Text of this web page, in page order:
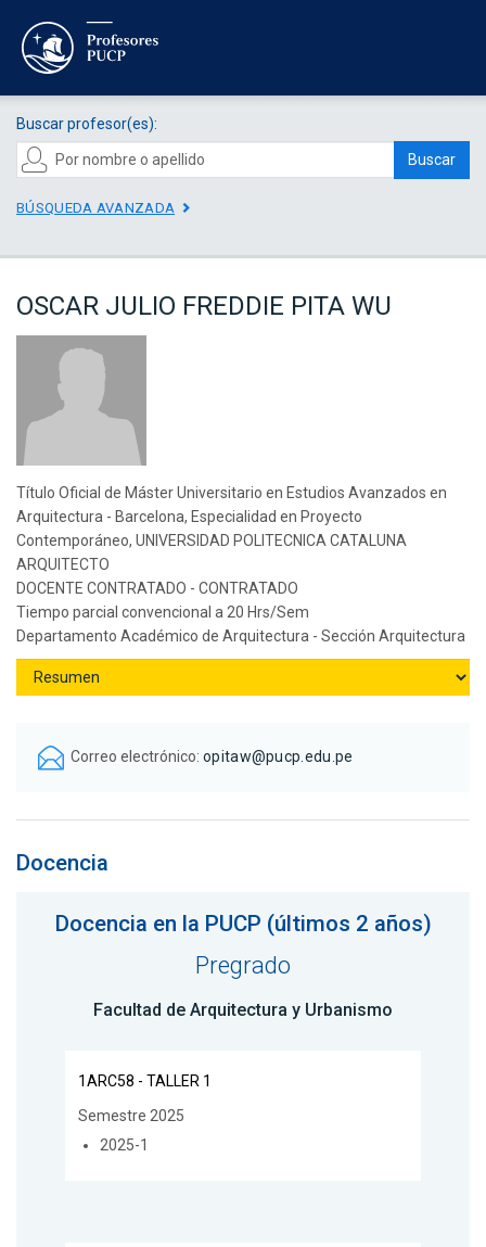
Buscar profesor(es):
Buscar
BÚSQUEDA AVANZADA
OSCAR JULIO FREDDIE PITA WU
Título Oficial de Máster Universitario en Estudios Avanzados en
Arquitectura - Barcelona, Especialidad en Proyecto
Contemporáneo, UNIVERSIDAD POLITECNICA CATALUNA
ARQUITECTO
DOCENTE CONTRATADO - CONTRATADO
Tiempo parcial convencional a 20 Hrs/Sem
Departamento Académico de Arquitectura - Sección Arquitectura
Correo electrónico: opitaw@pucp.edu.pe
Docencia
Docencia en la PUCP (últimos 2 años)
Pregrado
Facultad de Arquitectura y Urbanismo
1ARC58 - TALLER 1
Semestre 2025
2025-1